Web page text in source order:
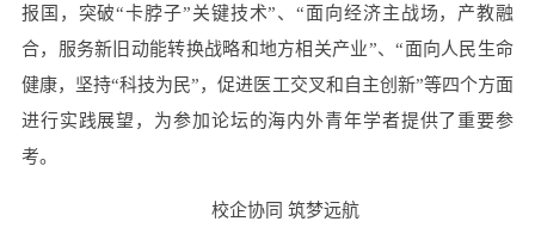
报国，突破“卡脖子”关键技术”、“面向经济主战场，产教融
合，服务新旧动能转换战略和地方相关产业”、“面向人民生命
健康，坚持“科技为民”，促进医工交叉和自主创新”等四个方面
进行实践展望，为参加论坛的海内外青年学者提供了重要参
考。
校企协同 筑梦远航